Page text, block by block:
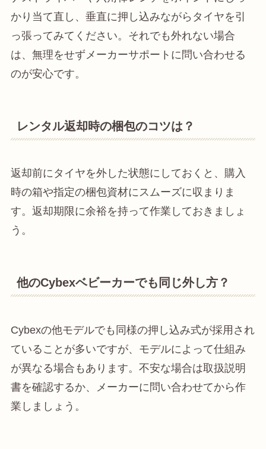
かり当て直し、垂直に押し込みながらタイヤを引
っ張ってみてください。それでも外れない場合
は、無理をせずメーカーサポートに問い合わせる
のが安心です。
レンタル返却時の梱包のコツは？
返却前にタイヤを外した状態にしておくと、購入
時の箱や指定の梱包資材にスムーズに収まりま
す。返却期限に余裕を持って作業しておきましょ
う。
他のCybexベビーカーでも同じ外し方？
Cybexの他モデルでも同様の押し込み式が採用され
ていることが多いですが、モデルによって仕組み
が異なる場合もあります。不安な場合は取扱説明
書を確認するか、メーカーに問い合わせてから作
業しましょう。